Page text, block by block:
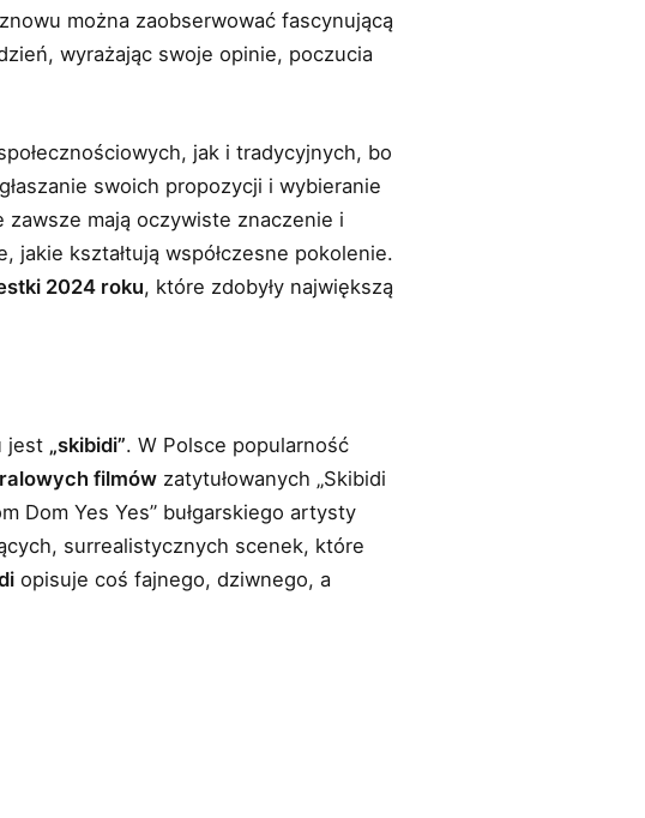
można zaobserwować fascynującą
wyrażając swoje opinie, poczucia
jak i tradycyjnych, bo
swoich propozycji i wybieranie
zawsze mają oczywiste znaczenie i
jakie kształtują współczesne pokolenie.
2024 roku, które zdobyły największą
jest „skibidi”. W Polsce popularność
filmów zatytułowanych „Skibidi
Dom Yes Yes” bułgarskiego artysty
surrealistycznych scenek, które
opisuje coś fajnego, dziwnego, a